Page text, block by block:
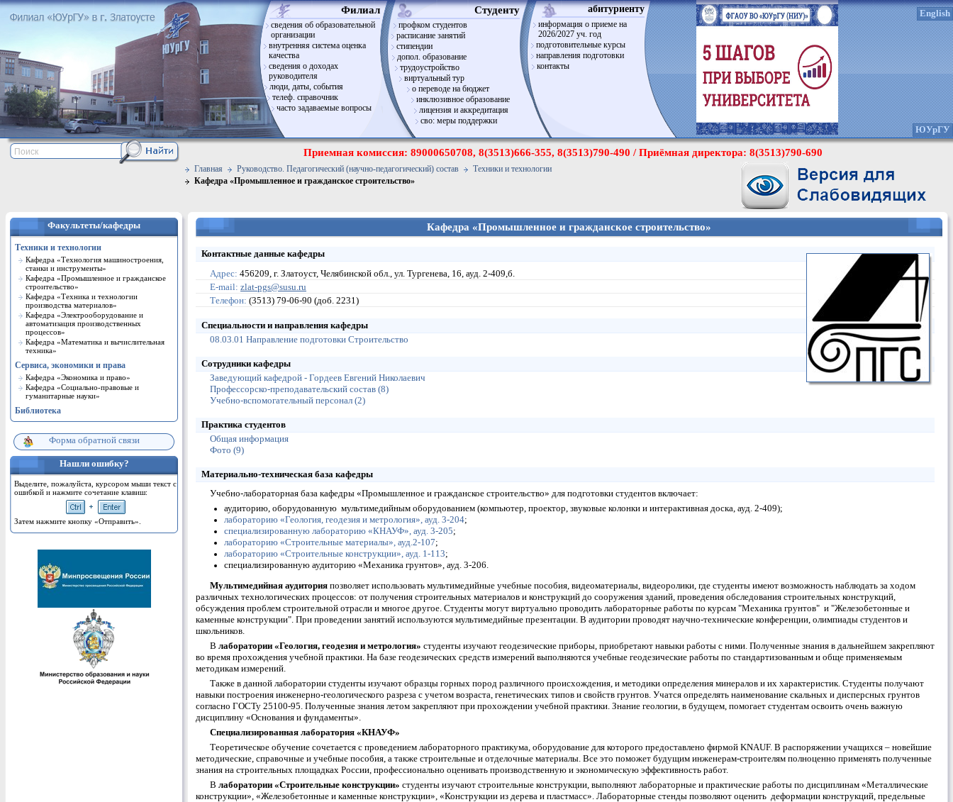
Филиал
сведения об образовательной
организации
внутренняя система оценка
качества
сведения о доходах
руководителя
люди, даты, события
телеф. справочник
часто задаваемые вопросы
Cтуденту
профком студентов
расписание занятий
стипендии
допол. образование
трудоустройство
виртуальный тур
о переводе на бюджет
инклюзивное образование
лицензия и аккредитация
сво: меры поддержки
абитуриенту
информация о приеме на
2026/2027 уч. год
подготовительные курсы
направления подготовки
контакты
English
ЮУрГУ
Приемная комиссия: 89000650708, 8(3513)666-355, 8(3513)790-490 / Приёмная директора: 8(3513)790-690
Главная Руководство. Педагогический (научно-педагогический) состав
Техники и технологии
Кафедра «Промышленное и гражданское строительство»
Факультеты/кафедры
Техники и технологии
Кафедра «Технология машиностроения,
станки и инструменты»
Кафедра «Промышленное и гражданское
строительство»
Кафедра «Техника и технологии
производства материалов»
Кафедра «Электрооборудование и
автоматизация производственных
процессов»
Кафедра «Математика и вычислительная
техника»
Сервиса, экономики и права
Кафедра «Экономика и право»
Кафедра «Cоциально-правовые и
гуманитарные науки»
Библиотека
Форма обратной связи
Нашли ошибку?
Выделите, пожалуйста, курсором мыши текст с
ошибкой и нажмите сочетание клавиш:
Затем нажмите кнопку «Отправить».
Кафедра «Промышленное и гражданское строительство»
Контактные данные кафедры
Адрес: 456209, г. Златоуст, Челябинской обл., ул. Тургенева, 16, ауд. 2-409,б.
E-mail: ur.usus@sgp-talz
Телефон: (3513) 79-06-90 (доб. 2231)
Специальности и направления кафедры
08.03.01 Направление подготовки Строительство
Сотрудники кафедры
Заведующий кафедрой - Гордеев Евгений Николаевич
Профессорско-преподавательский состав (8)
Учебно-вспомогательный персонал (2)
Практика студентов
Общая информация
Фото (9)
Материально-техническая база кафедры
Учебно-лабораторная база кафедры «Промышленное и гражданское строительство» для подготовки студентов включает:
аудиторию, оборудованную мультимедийным оборудованием (компьютер, проектор, звуковые колонки и интерактивная доска, ауд. 2-409);
лабораторию «Геология, геодезия и метрология», ауд. 3-204;
специализированную лабораторию «КНАУФ», ауд. 3-205;
лабораторию «Строительные материалы», ауд.2-107;
лабораторию «Строительные конструкции», ауд. 1-113;
специализированную аудиторию «Механика грунтов», ауд. 3-206.
Мультимедийная аудитория позволяет использовать мультимедийные учебные пособия, видеоматериалы, видеоролики, где студенты имеют возможность наблюдать за ходом
различных технологических процессов: от получения строительных материалов и конструкций до сооружения зданий, проведения обследования строительных конструкций,
обсуждения проблем строительной отрасли и многое другое. Студенты могут виртуально проводить лабораторные работы по курсам "Механика грунтов" и "Железобетонные и
каменные конструкции". При проведении занятий используются мультимедийные презентации. В аудитории проводят научно-технические конференции, олимпиады студентов и
школьников.
В лаборатории «Геология, геодезия и метрология» студенты изучают геодезические приборы, приобретают навыки работы с ними. Полученные знания в дальнейшем закрепляют
во время прохождения учебной практики. На базе геодезических средств измерений выполняются учебные геодезические работы по стандартизованным и обще применяемым
методикам измерений.
Также в данной лаборатории студенты изучают образцы горных пород различного происхождения, и методики определения минералов и их характеристик. Студенты получают
навыки построения инженерно-геологического разреза с учетом возраста, генетических типов и свойств грунтов. Учатся определять наименование скальных и дисперсных грунтов
согласно ГОСТу 25100-95. Полученные знания летом закрепляют при прохождении учебной практики. Знание геологии, в будущем, помогает студентам освоить очень важную
дисциплину «Основания и фундаменты».
Специализированная лаборатория «КНАУФ»
Теоретическое обучение сочетается с проведением лабораторного практикума, оборудование для которого предоставлено фирмой KNAUF. В распоряжении учащихся – новейшие
методические, справочные и учебные пособия, а также строительные и отделочные материалы. Все это поможет будущим инженерам-строителям полноценно применять полученные
знания на строительных площадках России, профессионально оценивать производственную и экономическую эффективность работ.
В лаборатории «Строительные конструкции» студенты изучают строительные конструкции, выполняют лабораторные и практические работы по дисциплинам «Металлические
конструкции», «Железобетонные и каменные конструкции», «Конструкции из дерева и пластмасс». Лабораторные стенды позволяют оценить деформации конструкций, предельные